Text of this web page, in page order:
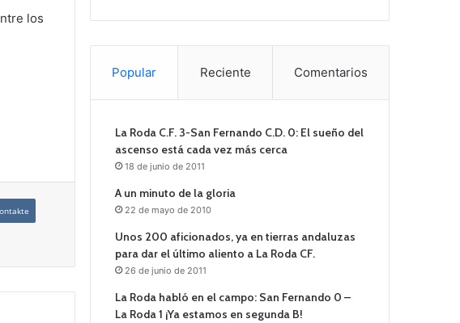
los
Popular Reciente Comentarios
La Roda C.F. 3-San Fernando C.D. 0: El sueño del
ascenso está cada vez más cerca
18 de junio de 2011
A un minuto de la gloria
22 de mayo de 2010
Unos 200 aficionados, ya en tierras andaluzas
para dar el último aliento a La Roda CF.
26 de junio de 2011
La Roda habló en el campo: San Fernando 0 –
La Roda 1 ¡Ya estamos en segunda B!